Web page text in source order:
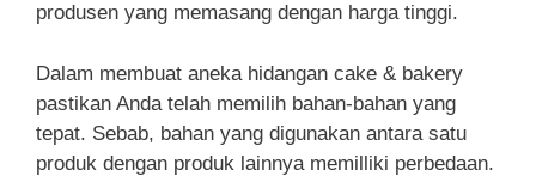
produsen yang memasang dengan harga tinggi.
Dalam membuat aneka hidangan cake & bakery
pastikan Anda telah memilih bahan-bahan yang
tepat. Sebab, bahan yang digunakan antara satu
produk dengan produk lainnya memilliki perbedaan.